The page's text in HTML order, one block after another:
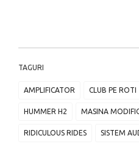
TAGURI
AMPLIFICATOR CLUB PE ROTI
HUMMER H2 MASINA
RIDICULOUS RIDES SISTEM